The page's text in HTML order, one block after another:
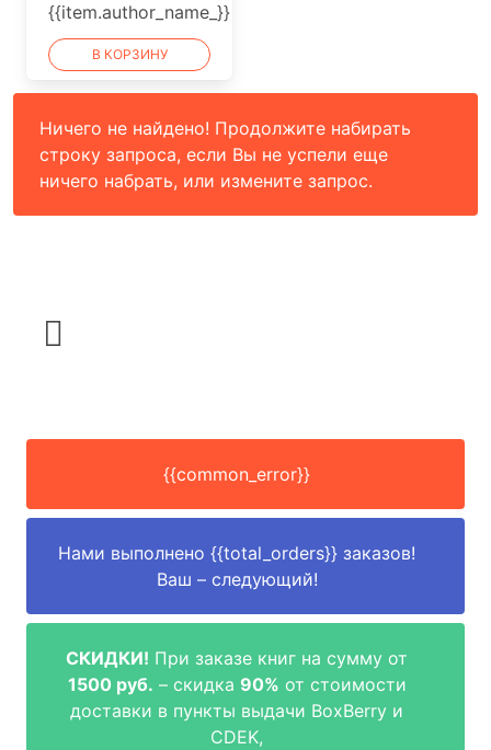
{{item.author_name_}}
В КОРЗИНУ
Ничего не найдено! Продолжите набирать
строку запроса, если Вы не успели еще
ничего набрать, или измените запрос.
{{common_error}}
Нами выполнено {{total_orders}} заказов!
Ваш – следующий!
СКИДКИ! При заказе книг на сумму от
1500 руб. – скидка 90% от стоимости
доставки в пункты выдачи BoxBerry и
CDEK,